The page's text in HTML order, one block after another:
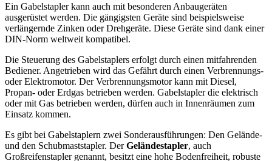
Ein Gabelstapler kann auch mit besonderen Anbaugeräten
ausgerüstet werden. Die gängigsten Geräte sind beispielsweise
verlängernde Zinken oder Drehgeräte. Diese Geräte sind dank einer
DIN-Norm weltweit kompatibel.
Die Steuerung des Gabelstaplers erfolgt durch einen mitfahrenden
Bediener. Angetrieben wird das Gefährt durch einen Verbrennungs-
oder Elektromotor. Der Verbrennungsmotor kann mit Diesel,
Propan- oder Erdgas betrieben werden. Gabelstapler die elektrisch
oder mit Gas betrieben werden, dürfen auch in Innenräumen zum
Einsatz kommen.
Es gibt bei Gabelstaplern zwei Sonderausführungen: Den Gelände-
und den Schubmaststapler. DerGeländestapler, auch
Großreifenstapler genannt, besitzt eine hohe Bodenfreiheit, robuste